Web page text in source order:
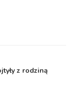
z rodziną